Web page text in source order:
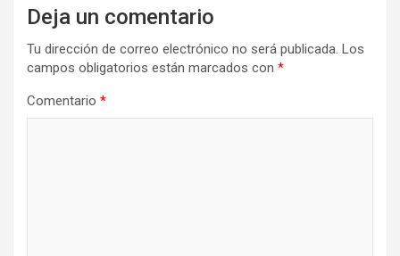
Deja un comentario
Tu dirección de correo electrónico no será publicada. Los
campos obligatorios están marcados con *
Comentario *